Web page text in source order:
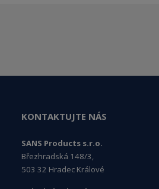
KONTAKTUJTE NÁS
SANS Products s.r.o.
Březhradská 148/3,
503 32 Hradec Králové